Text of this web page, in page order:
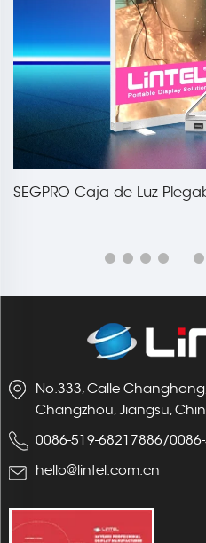
SEGPRO Caja de Luz
No.333, Calle
Changzhou, Jiangsu,
0086-519-68217886/
hello@lintel.com.cn